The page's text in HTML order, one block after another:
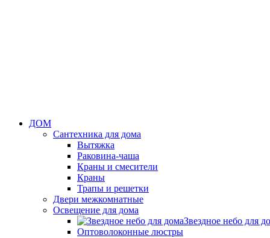
ДОМ
Сантехника для дома
Вытяжка
Раковина-чаша
Краны и смесители
Краны
Трапы и решетки
Двери межкомнатные
Освещение для дома
Звездное небо для
Оптоволоконные люстры